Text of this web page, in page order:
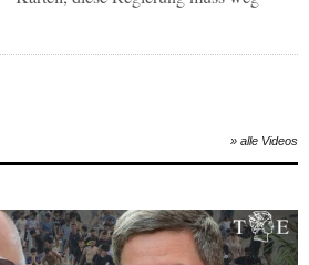
» alle Videos